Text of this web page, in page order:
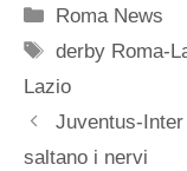
Categorie
Roma News
Tag
derby Roma-
Lazio
Juventus-
saltano i nervi